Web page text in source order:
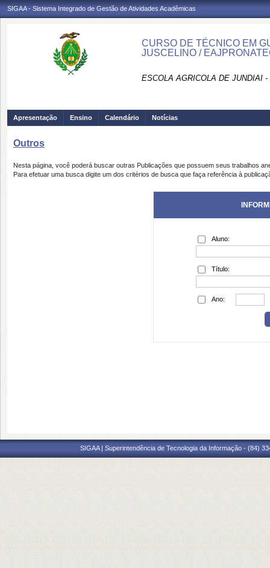
SIGAA - Sistema Integrado de Gestão de Atividades Acadêmicas
CURSO DE TÉCNICO EM
JUSCELINO /
ESCOLA AGRICOLA DE JUNDIAI
Apresentação Ensino Calendário Notícias
Outros
Nesta página, você poderá buscar outras Publicações que possuem seus trabalhos
Para efetuar uma busca digite um dos critérios de busca que faça referência à
Aluno:
Título:
Ano:
SIGAA | Superintendência de Tecnologia da Informação - (84)